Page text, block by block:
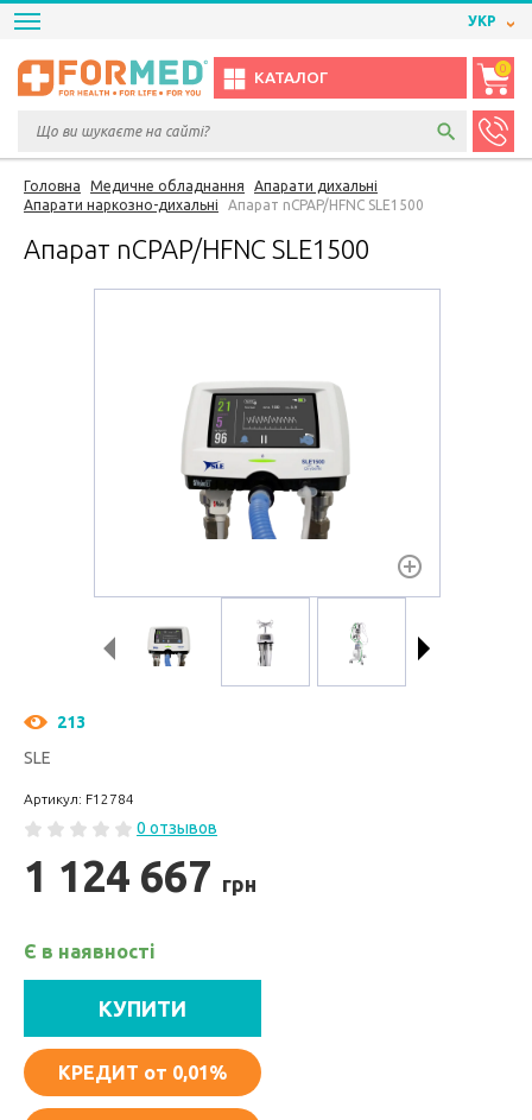
УКР
КАТАЛОГ
0
Головна Медичне обладнання
Апарати дихальні
Апарати наркозно-дихальні
Апарат nCPAP/HFNC SLE1500
Апарат nCPAP/HFNC SLE1500
213
SLE
Артикул: F12784
0 отзывов
1 124 667 грн
Є в наявності
КУПИТИ
КРЕДИТ от 0,01%